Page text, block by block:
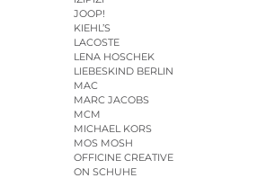
JOOP!
KIEHL’S
LACOSTE
LENA HOSCHEK
LIEBESKIND BERLIN
MAC
MARC JACOBS
MCM
MICHAEL KORS
MOS MOSH
OFFICINE CREATIVE
ON SCHUHE